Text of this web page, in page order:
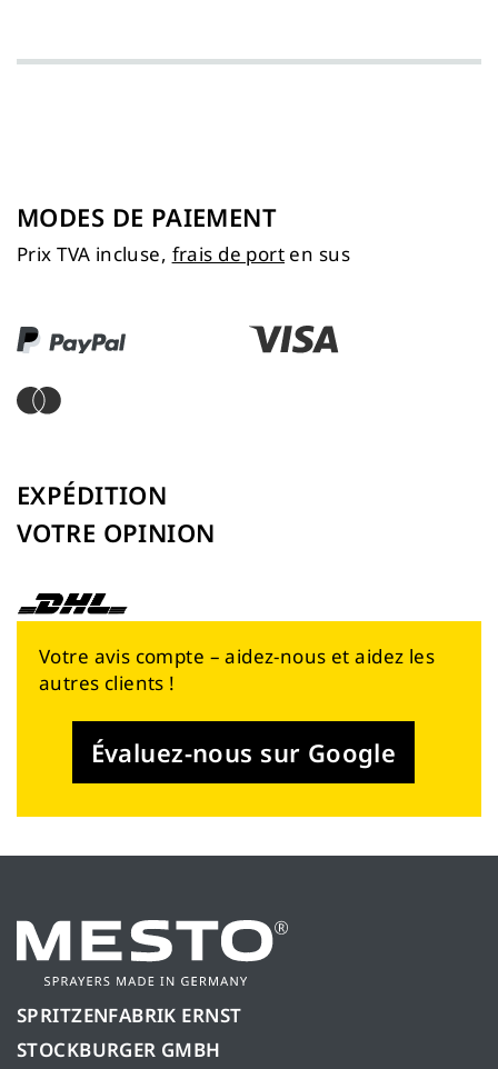
MODES DE PAIEMENT
Prix TVA incluse, frais de port en sus
EXPÉDITION
VOTRE OPINION
Votre avis compte – aidez-nous et aidez les
autres clients !
Évaluez-nous sur Google
SPRITZENFABRIK ERNST
STOCKBURGER GMBH